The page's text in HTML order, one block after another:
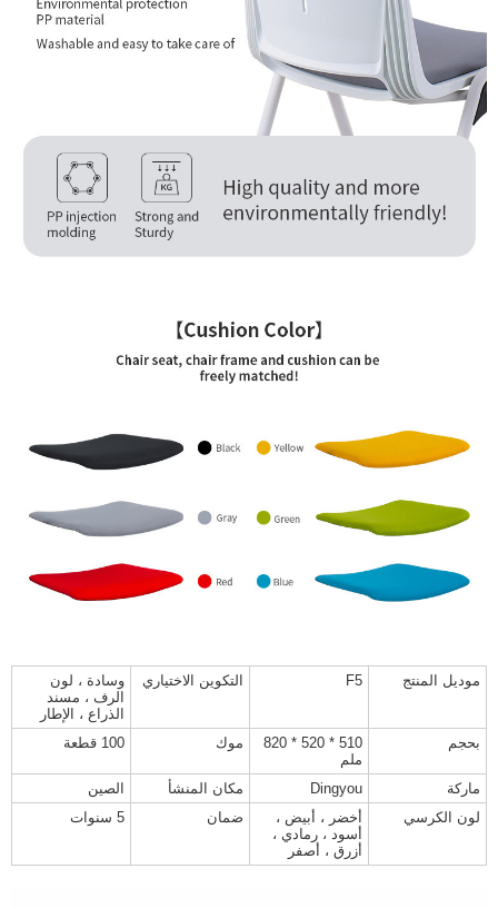
موديل المنتج F5 التكوين الاختياري
وسادة ، لون
الرف ، مسند
الذراع ، الإطار
بحجم
510 * 520 * 820
ملم
موك 100 قطعة
ماركة Dingyou مكان المنشأ
الصين
لون الكرسي
أخضر ، أبيض ،
أسود ، رمادي ،
أزرق ، أصفر
ضمان 5 سنوات